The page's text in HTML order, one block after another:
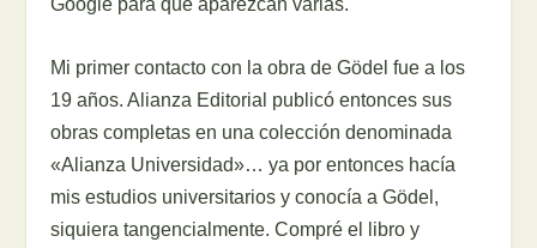
Google para que aparezcan varias.
Mi primer contacto con la obra de Gödel fue a los
19 años. Alianza Editorial publicó entonces sus
obras completas en una colección denominada
«Alianza Universidad»… ya por entonces hacía
mis estudios universitarios y conocía a Gödel,
siquiera tangencialmente. Compré el libro y